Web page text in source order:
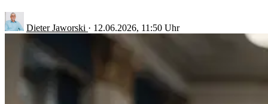
Dieter Jaworski · 12.06.2026, 11:50 Uhr